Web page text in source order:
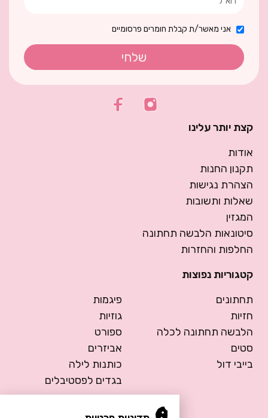
אני מאשר/ת קבלת חומרים פרסומיים
שלחי
קצת יותר עלינו
אודות
תקנון החנות
הצהרת נגישות
שאלות ותשובות
המגזין
סיטונאות הלבשה תחתונה
החלפות והחזרות
קטגוריות נפוצות
תחתונים
חזיות
הלבשה תחתונה לכלה
סטים
בייבי דול
פיגמות
גוזיות
ספורט
אביזרים
כותנות לילה
בגדים לפסטיבלים